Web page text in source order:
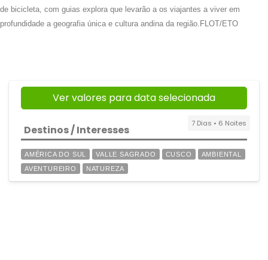
de bicicleta, com guias explora que levarão a os viajantes a viver em
profundidade a geografia única e cultura andina da região.FLOT/ETO
Ver valores para data selecionada
7 Dias • 6 Noites
Destinos / Interesses
AMÉRICA DO SUL VALLE SAGRADO CUSCO
AMBIENTAL
AVENTUREIRO
NATUREZA